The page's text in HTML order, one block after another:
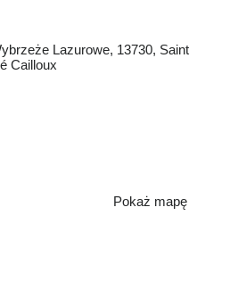
Lazurowe, 13730, Saint
Cailloux
Pokaż mapę